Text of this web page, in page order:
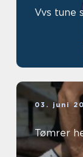
Vvs tune
03. juni
Tømrer